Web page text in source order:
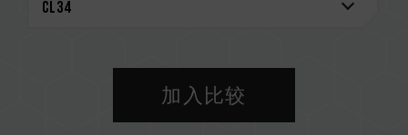
解。
存。每一组套装中的内存皆通过兼容性测试配对而
成。若混合使用不同套装的内存，将可能导致系统
加入比较